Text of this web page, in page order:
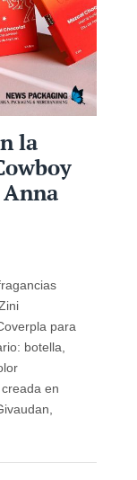
la
para
botella,
en